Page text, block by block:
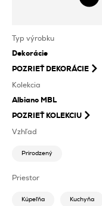
Typ výrobku
Dekorácie
POZRIEŤDEKORÁCIE
Kolekcia
Albiano MBL
POZRIEŤ KOLEKCIU
Vzhľad
Prirodzený
Priestor
Kúpeľňa Kuchyňa